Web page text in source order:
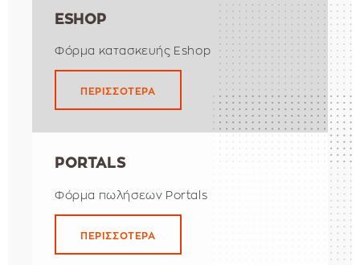
ESHOP
Φόρμα κατασκευής Eshop
ΠΕΡΙΣΣΟΤΕΡΑ
PORTALS
Φόρμα πωλήσεων Portals
ΠΕΡΙΣΣΟΤΕΡΑ